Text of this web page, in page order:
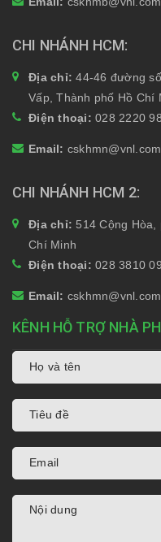
CHI NHÁNH HCM
Địa chỉ:44-46 đường
Vấp, Thành phố Hồ Chí
Điện thoại: 028 2220
Email:
CHI NHÁNH HCM 2
Địa chỉ: 514 Cộng
Chí Minh
Điện thoại: 028 3810
Email:
KÊNH HỖ TRỢ NHÀ